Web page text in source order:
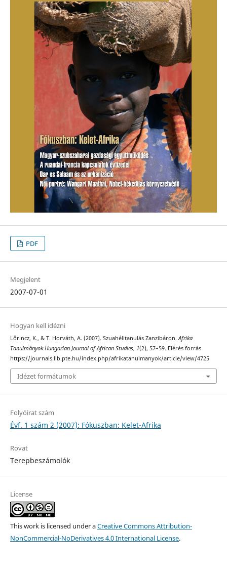
PDF
Megjelent
2007-07-01
Hogyan kell idézni
Lőrincz, K., & T. Horváth, A. (2007). Szuahélitanulás Zanzibáron.Afrika
Tanulmányok Hungarian Journal of African Studies, 1(2), 57–59. Elérés forrás
https://journals.lib.pte.hu/index.php/afrikatanulmanyok/article/view/4725
Idézet formátumok
Folyóirat szám
Évf. 1 szám 2 (2007): Fókuszban: Kelet-Afrika
Rovat
Terepbeszámolók
License
This work is licensed under aCreative Commons Attribution-
NonCommercial-NoDerivatives 4.0 International License.